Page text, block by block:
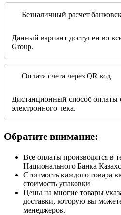
Безналичный расчет
Данный вариант доступен во
Group.
Оплата счета через QR код
Дистанционный способ оплаты
электронного чека.
Обратите внимание:
Все оплаты производятся в
Национального Банка
Стоимость каждого товара
стоимость упаковки.
Цены на многие товары
доставки, которую вы
менеджеров.